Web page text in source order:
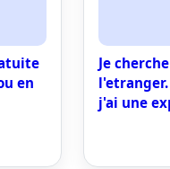
en
Je
j'ai une